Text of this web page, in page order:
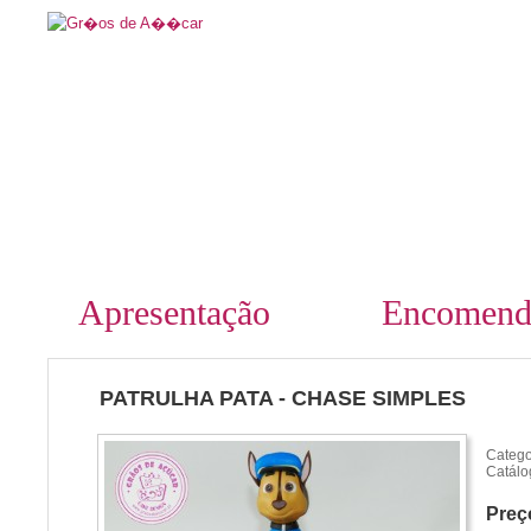
Apresentação
PATRULHA PATA - CHASE SIMPLES